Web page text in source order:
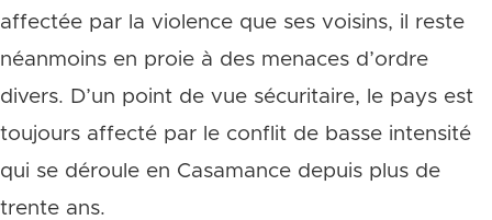
affectée par la violence que ses voisins, il reste
néanmoins en proie à des menaces d’ordre
divers. D’un point de vue sécuritaire, le pays est
toujours affecté par le conflit de basse intensité
qui se déroule en Casamance depuis plus de
trente ans.